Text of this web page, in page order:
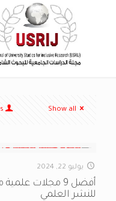
Show all
يوليو 22, 2024
أفضل 9 مجلات
للنشر العلمي